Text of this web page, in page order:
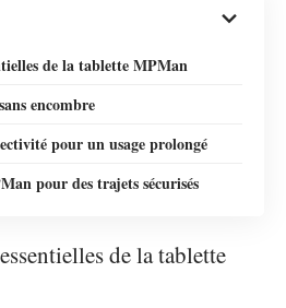
de la tablette MPMan
encombre
pour un usage prolongé
pour des trajets sécurisés
de la tablette